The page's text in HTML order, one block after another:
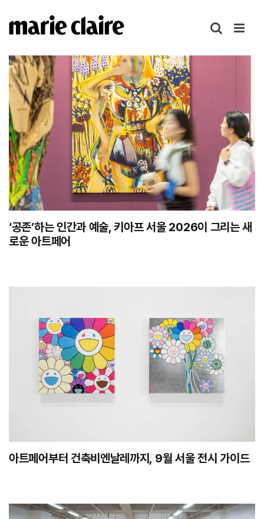
텐
로
건
너
뛰
기
‘공존’하는 인간과 예술, 키아프 서울 2026이 그리는 새
로운 아트페어
아트페어부터 건축비엔날레까지, 9월 서울 전시 가이드